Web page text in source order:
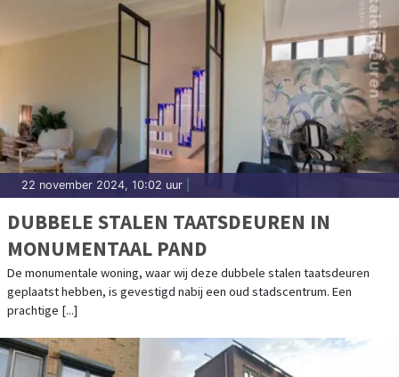
22 november 2024, 10:02 uur
DUBBELE STALEN TAATSDEUREN IN
MONUMENTAAL PAND
De monumentale woning, waar wij deze dubbele stalen taatsdeuren
geplaatst hebben, is gevestigd nabij een oud stadscentrum. Een
prachtige [...]